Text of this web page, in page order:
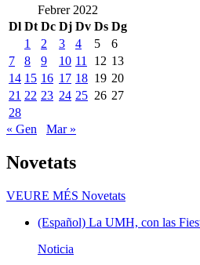
Febrer 2022
Dl Dt Dc Dj Dv Ds Dg
1
2 3 4 5
6
7
8 9 10 11 12 13
14 15 16 17 18 19 20
21 22 23 24 25 26 27
28
« Gen
Mar »
Novetats
VEURE MÉS Novetats
(Español) La UMH, con las
Noticia